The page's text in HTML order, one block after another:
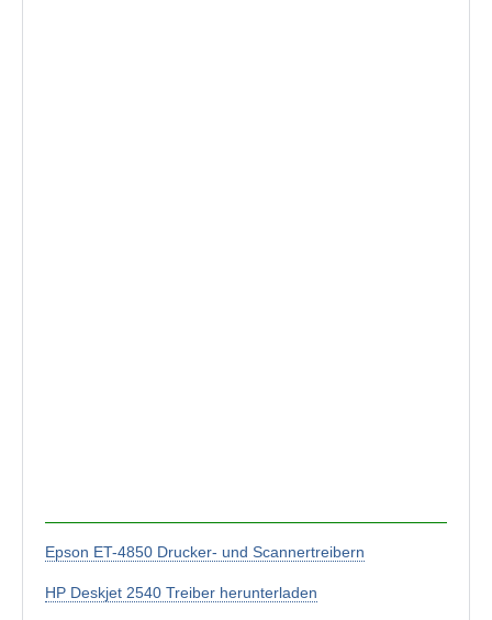
Epson ET-4850 Drucker- und Scannertreibern
HP Deskjet 2540 Treiber herunterladen